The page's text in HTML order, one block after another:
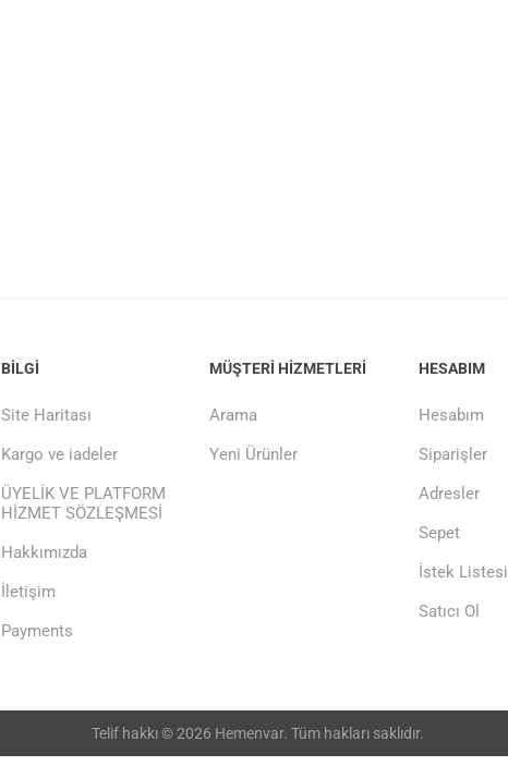
BILGI
Site Haritası
Kargo ve iadeler
ÜYELİK VE PLATFORM
HİZMET SÖZLEŞMESİ
Hakkımızda
İletişim
Payments
MÜŞTERI HIZMETLERI
Arama
Yeni Ürünler
HESABIM
Hesabım
Siparişler
Adresler
Sepet
İstek Listesi
Satıcı Ol
Telif hakkı © 2026 Hemenvar. Tüm hakları saklıdır.